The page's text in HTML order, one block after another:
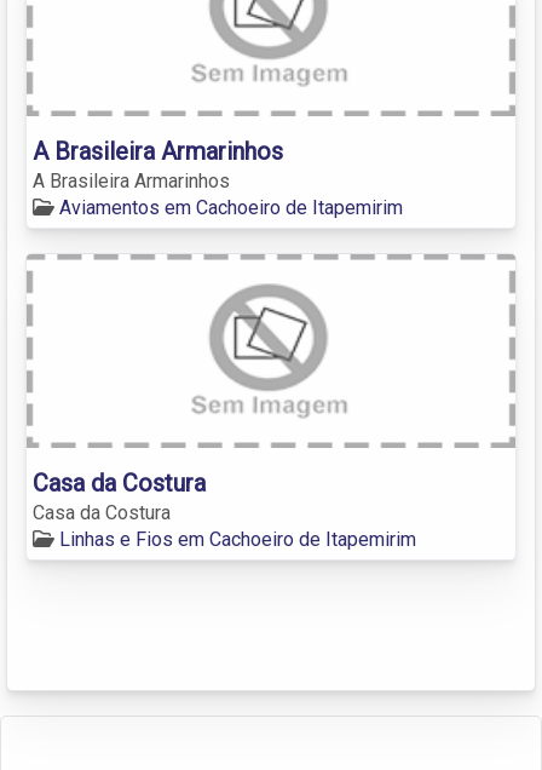
A Brasileira Armarinhos
A Brasileira Armarinhos
Aviamentos em Cachoeiro de Itapemirim
Casa da Costura
Casa da Costura
Linhas e Fios em Cachoeiro de Itapemirim